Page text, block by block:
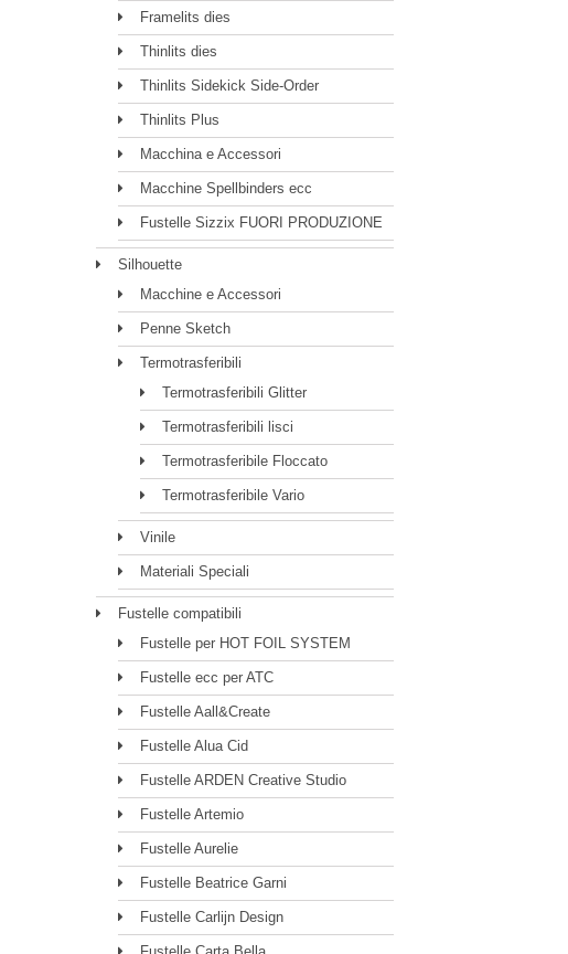
Framelits dies
Thinlits dies
Thinlits Sidekick Side-Order
Thinlits Plus
Macchina e Accessori
Macchine Spellbinders ecc
Fustelle Sizzix FUORI PRODUZIONE
Silhouette
Macchine e Accessori
Penne Sketch
Termotrasferibili
Termotrasferibili Glitter
Termotrasferibili lisci
Termotrasferibile Floccato
Termotrasferibile Vario
Vinile
Materiali Speciali
Fustelle compatibili
Fustelle per HOT FOIL SYSTEM
Fustelle ecc per ATC
Fustelle Aall&Create
Fustelle Alua Cid
Fustelle ARDEN Creative Studio
Fustelle Artemio
Fustelle Aurelie
Fustelle Beatrice Garni
Fustelle Carlijn Design